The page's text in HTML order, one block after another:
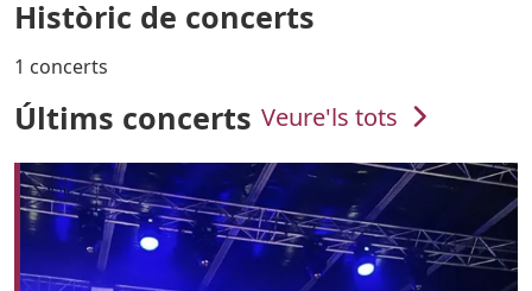
Històric de concerts
1 concerts
Últims concerts Veure'ls tots